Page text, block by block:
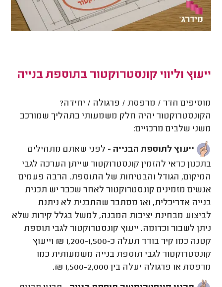
ייעוץ וליווי קונסטרוקטור בתוספת בנייה
מוסיפים חדר / מרפסת / פרגולה / יחידה?
הקונסטרוקטור יהיה חלק משמעותי בתהליך שמורכב
משני שלבים מרכזיים:
ייעוץ לתוספת הבנייה - לפני שאתם מתחילים
בתכנון כדאי להזמין קונסטרוקטור שייתן הערכה לגבי
המיקום, הגודל והבטיחות של התוספת. הרבה פעמים
אנשים מזמינים קונסטרוקטור לאחר שכבר יש תכנית
בנייה אדריכלית, ואז מסתבר שהתכנית לא ניתנת
לביצוע מבחינת יציבות המבנה, למשל בגלל קירות שלא
ניתן לשבור וכדומה. ייעוץ קונסטרוקטור לגבי תוספת
קטנה כמו קיר בודד תעלה כ-1,200-1,500 ₪ וייעוץ
קונסטרוקטור לגבי תוספת בנייה משמעותית כמו
מרפסת או פרגולה יעלה בין 1,500-2,000 ₪.